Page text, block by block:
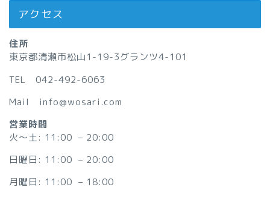
アクセス
住所
東京都清瀬市松山1-19-3グランツ4-101
TEL 042-492-6063
Mail info@wosari.com
営業時間
火〜土: 11:00 – 20:00
日曜日: 11:00 – 20:00
月曜日: 11:00 – 18:00